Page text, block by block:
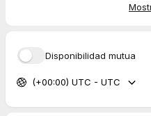
Reserva una sesión gratuita
Conocer cómo utilizar
🌟Beneficios de MailerLite
Disponibilidad mutua
(+00:00) UTC - UTC